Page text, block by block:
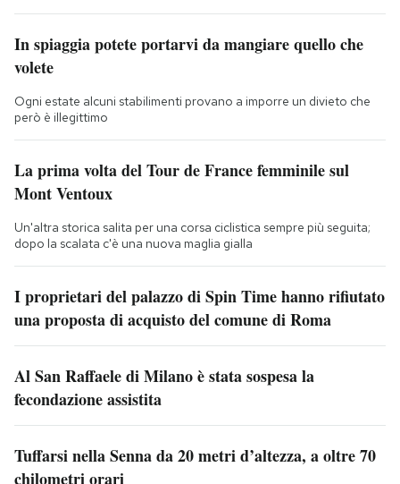
In spiaggia potete portarvi da mangiare quello che
volete
Ogni estate alcuni stabilimenti provano a imporre un divieto che
però è illegittimo
La prima volta del Tour de France femminile sul
Mont Ventoux
Un'altra storica salita per una corsa ciclistica sempre più seguita;
dopo la scalata c'è una nuova maglia gialla
I proprietari del palazzo di Spin Time hanno rifiutato
una proposta di acquisto del comune di Roma
Al San Raffaele di Milano è stata sospesa la
fecondazione assistita
Tuffarsi nella Senna da 20 metri d’altezza, a oltre 70
chilometri orari